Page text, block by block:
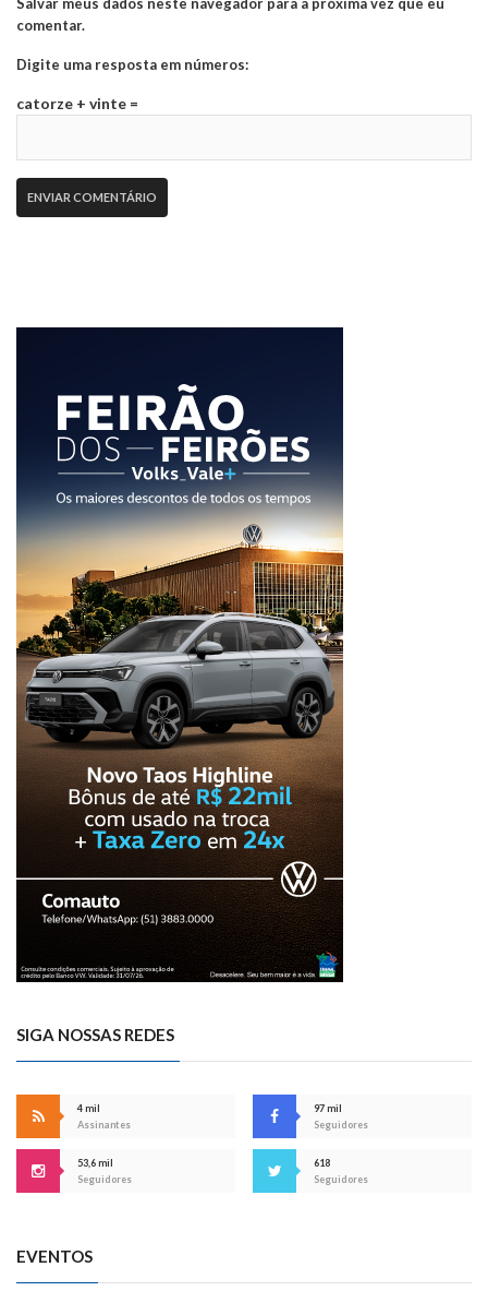
comentar.
Digite uma resposta em números:
catorze + vinte =
SIGA NOSSAS REDES
4 mil
Assinantes
97 mil
Seguidores
53,6 mil
Seguidores
618
Seguidores
EVENTOS